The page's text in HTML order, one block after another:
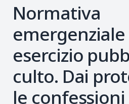
Normativa
emergenziale
esercizio
culto. Dai
le